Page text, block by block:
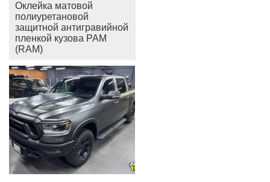
Оклейка матовой
полиуретановой
защитной антигравийной
пленкой кузова РАМ
(RAM)